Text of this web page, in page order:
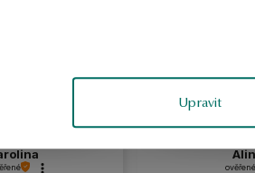
Upravit
Alina
ověřené